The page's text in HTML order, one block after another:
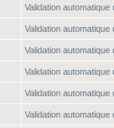
Validation
Validation
Validation
Validation
Validation
Validation